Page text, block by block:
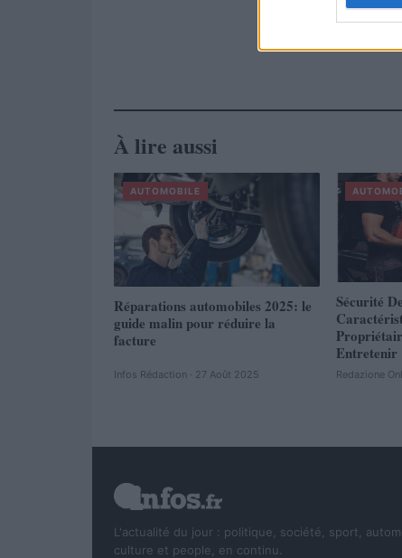
À lire aussi
AUTOMOBILE
Réparations automobiles 2025: le
guide malin pour réduire la
facture
Infos Rédaction · 27 Août 2025
Sécurité
Entretenir
Redazione
L'actualité du jour : politique, société, sport,
culture et people, en continu.